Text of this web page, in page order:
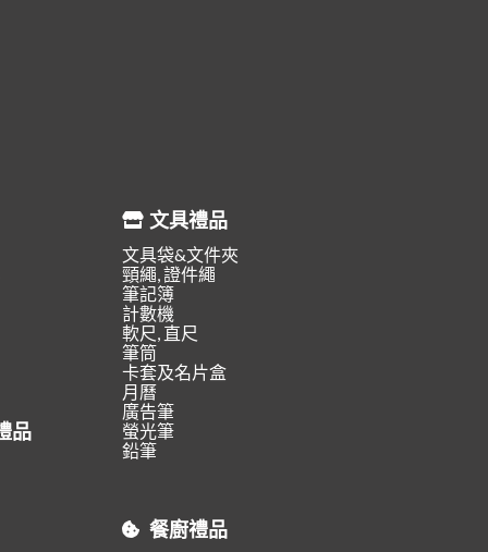
品
文具禮品
文具袋&文件夾
頸繩, 證件繩
筆記簿
計數機
軟尺, 直尺
筆筒
卡套及名片盒
月曆
廣告筆
螢光筆
鉛筆
餐廚禮品